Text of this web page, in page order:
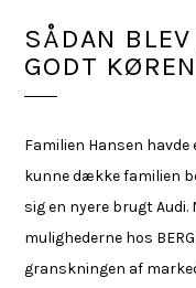
SÅDAN
GODT
Familien Hansen
kunne dække familien
sig en nyere brugt
mulighederne hos
granskningen af